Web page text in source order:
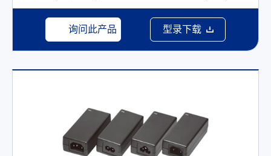
询问此产品 型录下载